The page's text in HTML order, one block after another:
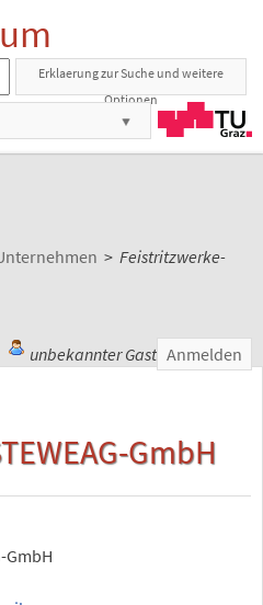
Erklaerung zur Suche und weitere
Optionen
> Feistritzwerke-
unbekannter Gast Anmelden
GmbH
GmbH